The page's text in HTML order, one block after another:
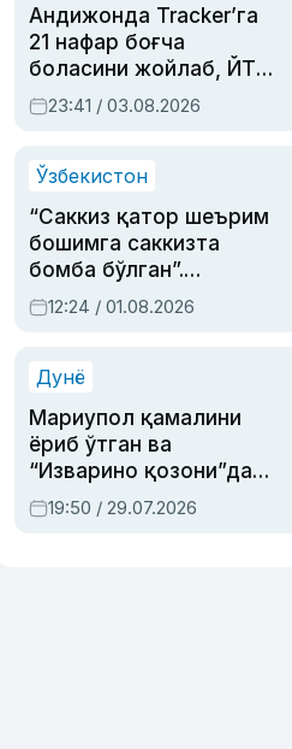
Андижонда Tracker’га
21 нафар боғча
боласини жойлаб, ЙТҲ
содир этган аёлга суд
ҳукми ўқилди
23:41 / 03.08.2026
Ўзбекистон
“Саккиз қатор шеърим
бошимга саккизта
бомба бўлган”.
Абдулла Ориповни
сиёсий айбловлардан
12:24 / 01.08.2026
Дунё
Мариупол қамалини
ёриб ўтган ва
“Изварино қозони”дан
чиққан қаҳрамон —
Украина армияси бош
19:50 / 29.07.2026